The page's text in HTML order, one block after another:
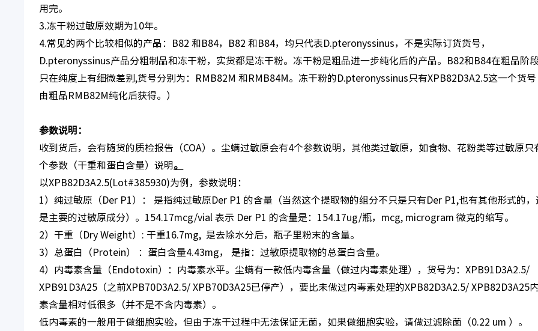
用完。
3.冻干粉过敏原效期为10年。
4.常见的两个比较相似的产品：B82 和B84，B82 和B84，均只代表D.pteronyssinus，不是实际订货货号，
D.pteronyssinus产品分粗制品和冻干粉，实货都是冻干粉。冻干粉是粗品进一步纯化后的产品。B82和B84在粗品阶段
只在纯度上有细微差别,货号分别为：RMB82M 和RMB84M。冻干粉的D.pteronyssinus只有XPB82D3A2.5这一个货号
由粗品RMB82M纯化后获得。）
参数说明：
收到货后，会有随货的质检报告（COA）。尘螨过敏原会有4个参数说明，其他类过敏原，如食物、花粉类等过敏原只
个参数（干重和蛋白含量）说明 。
以XPB82D3A2.5(Lot#385930)为例，参数说明：
1）纯过敏原（Der P1）： 是指纯过敏原Der P1 的含量（当然这个提取物的组分不只是只有Der P1,也有其他形式的，
是主要的过敏原成分）。154.17mcg/vial 表示 Der P1 的含量是：154.17ug/瓶，mcg, microgram 微克的缩写。
2）干重（Dry Weight）: 干重16.7mg, 是去除水分后，瓶子里粉末的含量。
3）总蛋白（Protein） ：蛋白含量4.43mg， 是指：过敏原提取物的总蛋白含量。
4）内毒素含量（Endotoxin）：内毒素水平。尘螨有一款低内毒含量（做过内毒素处理），货号为：XPB91D3A2.5/
XPB91D3A25（之前XPB70D3A2.5/ XPB70D3A25已停产），要比未做过内毒素处理的XPB82D3A2.5/ XPB82D3A25
素含量相对低很多（并不是不含内毒素）。
低内毒素的一般用于做细胞实验，但由于冻干过程中无法保证无菌，如果做细胞实验，请做过滤除菌（0.22 um ）。